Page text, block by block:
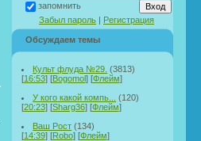
запомнить
Забыл пароль | Регистрация
Обсуждаем темы
Культ флуда №29. (3813)
[16:53] [Bogomol] [Флейм]
У кого какой компь...
(120)
[20:23] [Sharg36] [Флейм]
Ваш Рост (134)
[14:39] [Robo] [Флейм]